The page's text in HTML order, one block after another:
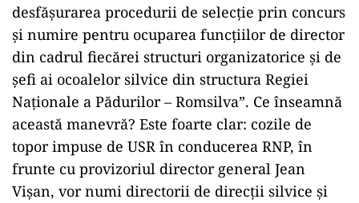
desfășurarea procedurii de selecție prin concurs
și numire pentru ocuparea funcțiilor de director
din cadrul fiecărei structuri organizatorice și de
șefi ai ocoalelor silvice din structura Regiei
Naționale a Pădurilor – Romsilva”. Ce înseamnă
această manevră? Este foarte clar: cozile de
topor impuse de USR în conducerea RNP, în
frunte cu provizoriul director general Jean
Vișan, vor numi directorii de direcții silvice și